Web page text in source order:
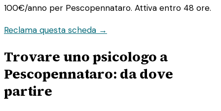
100€/anno per Pescopennataro. Attiva entro 48 ore.
Reclama questa scheda →
Trovare uno psicologo a
Pescopennataro: da dove
partire